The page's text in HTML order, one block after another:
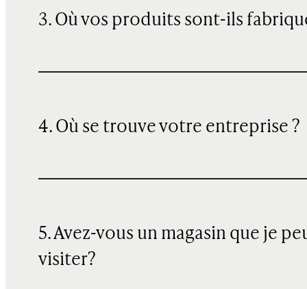
3. Où vos produits sont-ils
4. Où se trouve votre entreprise ?
5. Avez-vous un magasin que je
visiter?